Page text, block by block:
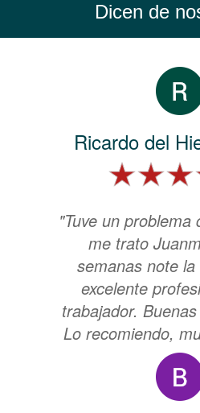
Dicen de
Ricardo del
"Tuve un problema
me trato
semanas note
excelente
trabajador.
Lo recomiendo,